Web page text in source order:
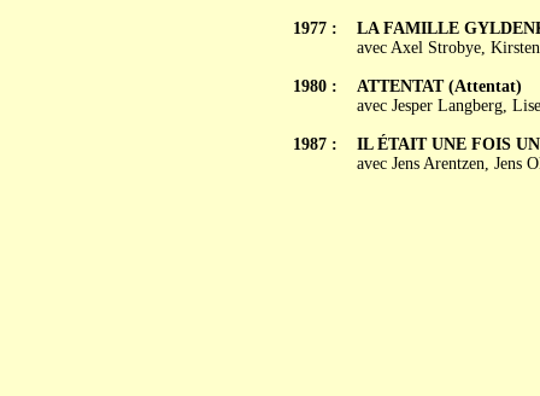
1977 :
1980 :
1987 :
LA FAMILLE
avec Axel Strobye,
ATTENTAT (Attentat)
avec Jesper Langberg,
IL ÉTAIT UNE FOIS
avec Jens Arentzen, Jens